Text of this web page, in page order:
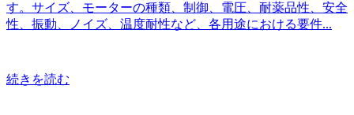
す。サイズ、モーターの種類、制御、電圧、耐薬品性、安全
性、振動、ノイズ、温度耐性など、各用途における要件...
続きを読む